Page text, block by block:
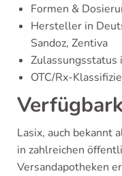
Formen &
Hersteller in
Sandoz, Zentiva
Zulassungsstatus
OTC/Rx-
Lasix, auch bekannt
in zahlreichen
Versandapotheken